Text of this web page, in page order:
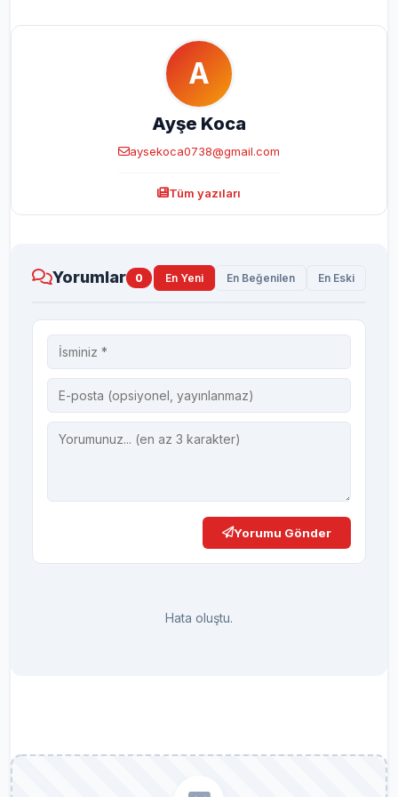
A
Ayşe Koca
aysekoca0738@gmail.com
Tüm yazıları
Yorumlar 0 En Yeni En Beğenilen En Eski
Yorumu Gönder
Hata oluştu.